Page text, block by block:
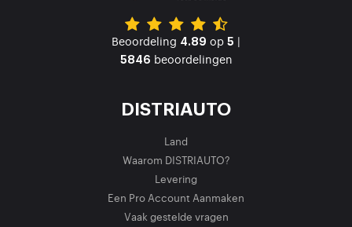
Beoordeling 4.89 op 5 |
5846 beoordelingen
DISTRIAUTO
Land
Waarom DISTRIAUTO?
Levering
Een Pro Account Aanmaken
Vaak gestelde vragen